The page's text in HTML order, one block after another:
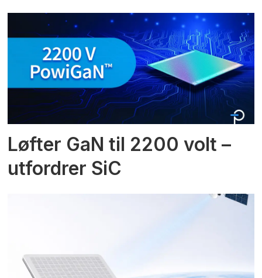
Løfter GaN til 2200 volt –
utfordrer SiC